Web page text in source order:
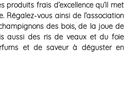
produits frais d’excellence qu’il met
Régalez-vous ainsi de l’association
des bois, de la joue de
aussi des ris de veaux et du foie
et de saveur à déguster en